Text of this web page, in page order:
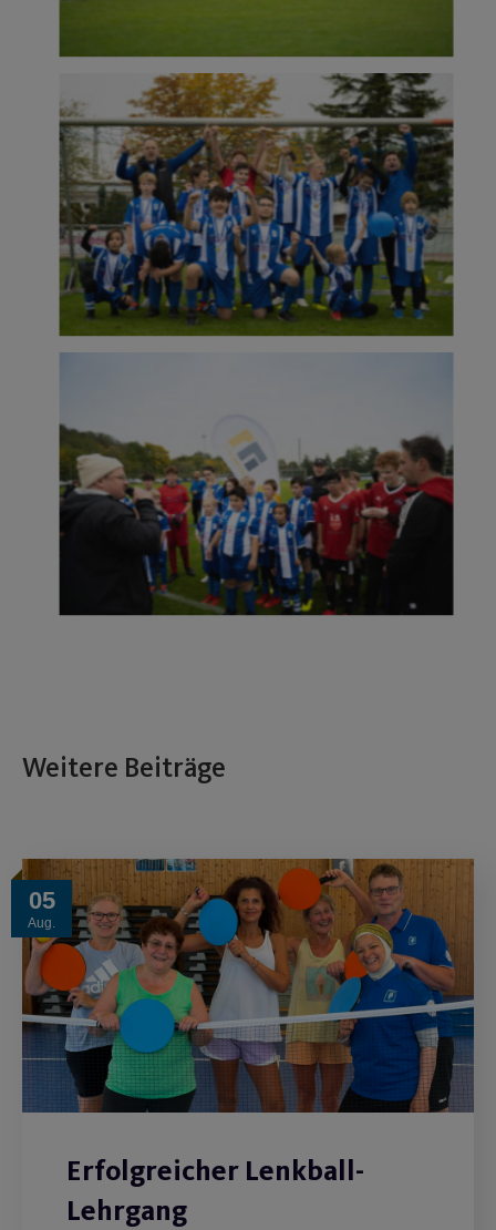
Weitere Beiträge
05
Aug.
Erfolgreicher Lenkball-
Lehrgang